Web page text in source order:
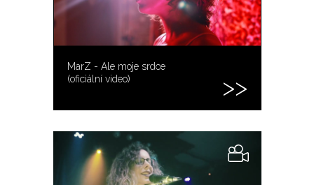
MarZ - Ale moje srdce
(oficiální video)